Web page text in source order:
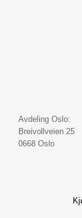
Avdeling Oslo:
Breivollveien 25
0668 Oslo